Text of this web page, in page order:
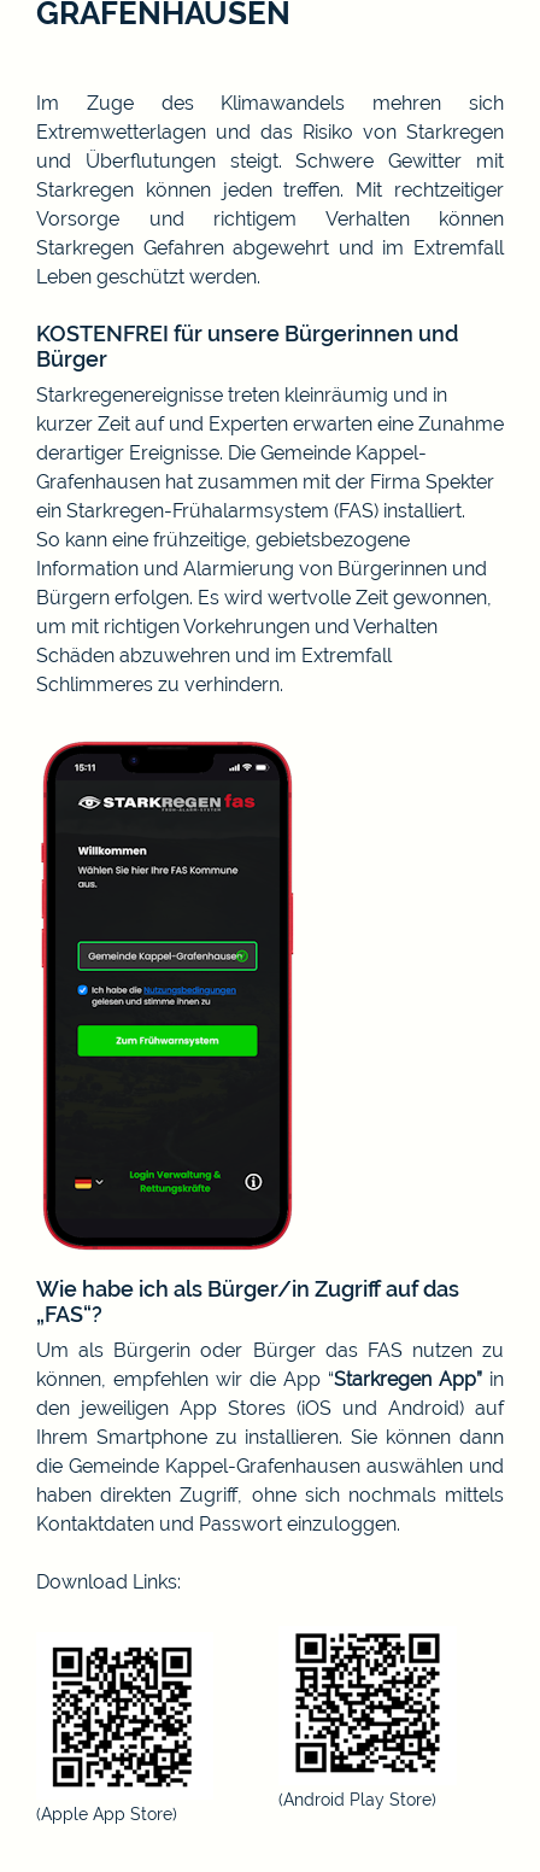
GRAFENHAUSEN
Im Zuge des Klimawandels mehren sich
Extremwetterlagen und das Risiko von Starkregen
und Überflutungen steigt. Schwere Gewitter mit
Starkregen können jeden treffen. Mit rechtzeitiger
Vorsorge und richtigem Verhalten können
Starkregen Gefahren abgewehrt und im Extremfall
Leben geschützt werden.
KOSTENFREI für unsere Bürgerinnen und
Bürger
Starkregenereignisse treten kleinräumig und in
kurzer Zeit auf und Experten erwarten eine Zunahme
derartiger Ereignisse. Die Gemeinde Kappel-
Grafenhausen hat zusammen mit der Firma Spekter
ein Starkregen-Frühalarmsystem (FAS) installiert.
So kann eine frühzeitige, gebietsbezogene
Information und Alarmierung von Bürgerinnen und
Bürgern erfolgen. Es wird wertvolle Zeit gewonnen,
um mit richtigen Vorkehrungen und Verhalten
Schäden abzuwehren und im Extremfall
Schlimmeres zu verhindern.
Wie habe ich als Bürger/in Zugriff auf das
„FAS“?
Um als Bürgerin oder Bürger das FAS nutzen zu
können, empfehlen wir die App “Starkregen App” in
den jeweiligen App Stores (iOS und Android) auf
Ihrem Smartphone zu installieren. Sie können dann
die Gemeinde Kappel-Grafenhausen auswählen und
haben direkten Zugriff, ohne sich nochmals mittels
Kontaktdaten und Passwort einzuloggen.
Download Links:
(Apple App Store)
(Android Play Store)